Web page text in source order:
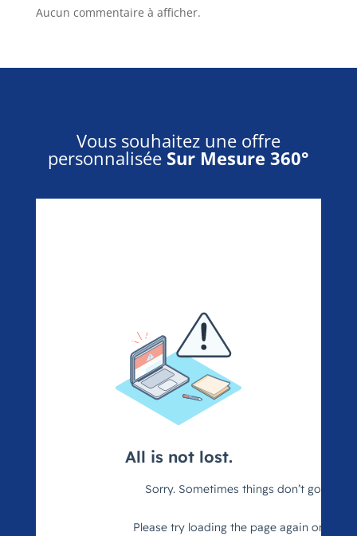
Aucun commentaire à afficher.
Vous souhaitez une offre
personnalisée Sur Mesure 360°